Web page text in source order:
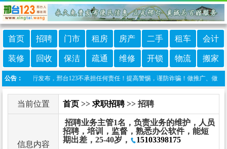
首页 招聘 门市 租房 房产 二手 租车 会计
装修 回收 保洁 疏通 维修 开锁 物流 搬家
公告：
网友自行发布，邢台123不承担任何责任！提高警惕，谨防诈骗！做推广、做信息
当前位置 首页 >> 求职招聘>> 招聘
信息内容
招聘业务主管1名，负责业务的维护，人员
招聘，培训，监督，熟悉办公软件，能短
期出差，25-40岁，
15103398175